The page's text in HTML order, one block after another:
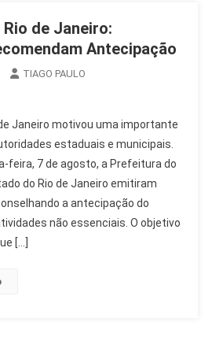
de Janeiro:
Antecipação
TIAGO PAULO
Janeiro motivou uma importante
estaduais e municipais.
feira, 7 de agosto, a Prefeitura do
do Rio de Janeiro emitiram
a antecipação do
não essenciais. O objetivo
[…]